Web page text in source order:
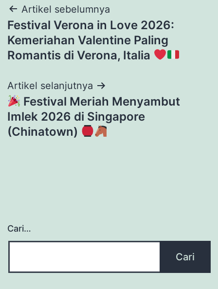
Navigasi
pos
Artikel sebelumnya
Festival Verona in Love 2026:
Kemeriahan Valentine Paling
Romantis di Verona, Italia
Artikel selanjutnya
Festival Meriah Menyambut
Imlek 2026 di Singapore
(Chinatown)
Cari…